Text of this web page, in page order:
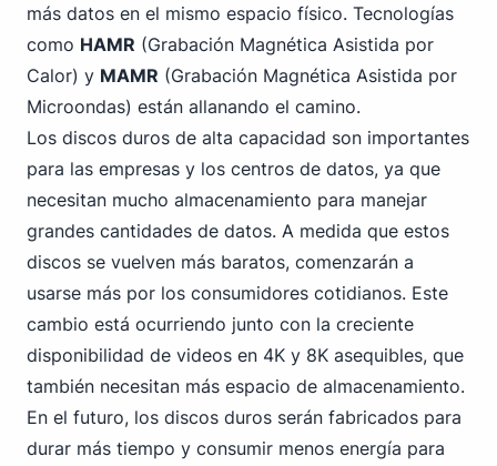
más datos en el mismo espacio físico. Tecnologías
como HAMR (Grabación Magnética Asistida por
Calor) y MAMR (Grabación Magnética Asistida por
Microondas) están allanando el camino.
Los discos duros de alta capacidad son importantes
para las empresas y los centros de datos, ya que
necesitan mucho almacenamiento para manejar
grandes cantidades de datos. A medida que estos
discos se vuelven más baratos, comenzarán a
usarse más por los consumidores cotidianos. Este
cambio está ocurriendo junto con la creciente
disponibilidad de videos en 4K y 8K asequibles, que
también necesitan más espacio de almacenamiento.
En el futuro, los discos duros serán fabricados para
durar más tiempo y consumir menos energía para